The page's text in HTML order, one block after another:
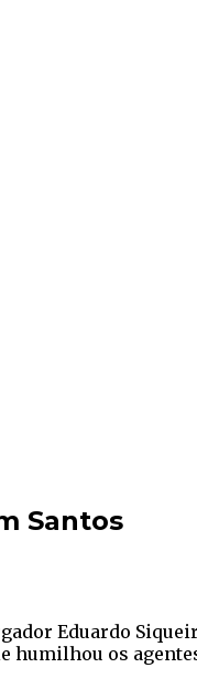
Santos
Eduardo
humilhou os